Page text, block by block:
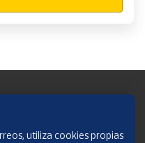
utiliza cookies propias